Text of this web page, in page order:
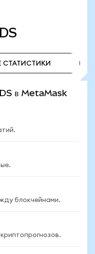
СТАТИСТИКИ
в MetaMask
блокчейнами.
криптопрогнозов.